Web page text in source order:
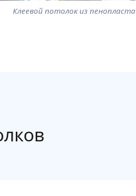
Клеевой потолок из пенопласта